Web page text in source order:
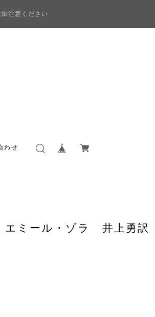
注意ください
わせ
ミール・ゾラ 井上勇訳